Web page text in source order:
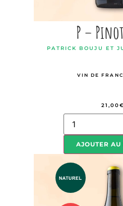
P –
PATRICK BOUJU ET
VIN DE
21,00€
AJOUTER AU